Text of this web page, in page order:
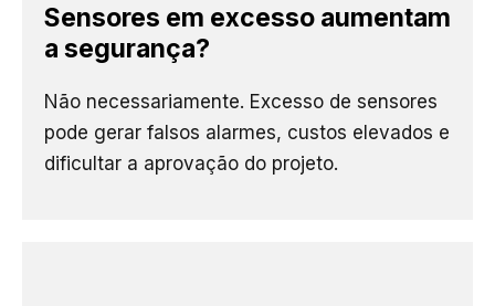
Sensores em excesso aumentam
a segurança?
Não necessariamente. Excesso de sensores
pode gerar falsos alarmes, custos elevados e
dificultar a aprovação do projeto.